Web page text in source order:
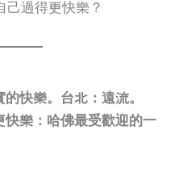
己過得更快樂？
快樂。台北：遠流。
快樂：哈佛最受歡迎的一